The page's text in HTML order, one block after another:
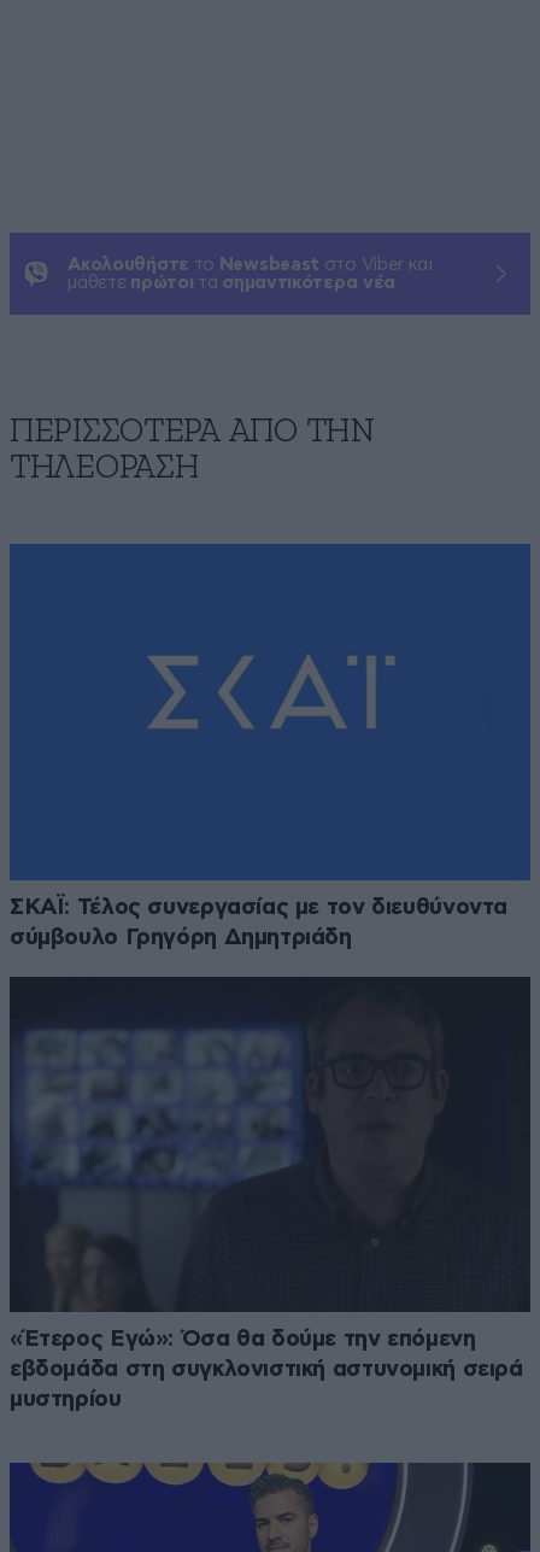
Ακολουθήστε το Newsbeast στο Viber και
μάθετε πρώτοι τα σημαντικότερα νέα
ΠΕΡΙΣΣΟΤΕΡΑ ΑΠΟ ΤΗΝ
ΤΗΛΕΟΡΑΣΗ
ΣΚΑΪ: Τέλος συνεργασίας με τον διευθύνοντα
σύμβουλο Γρηγόρη Δημητριάδη
«Έτερος Εγώ»: Όσα θα δούμε την επόμενη
εβδομάδα στη συγκλονιστική αστυνομική σειρά
μυστηρίου